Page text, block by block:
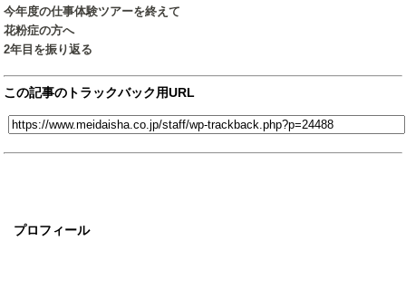
プロフィール
今年度の仕事体験ツアーを終えて
花粉症の方へ
2年目を振り返る
この記事のトラックバック用URL